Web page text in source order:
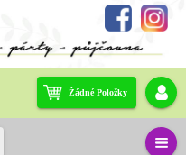
Žádné Položky